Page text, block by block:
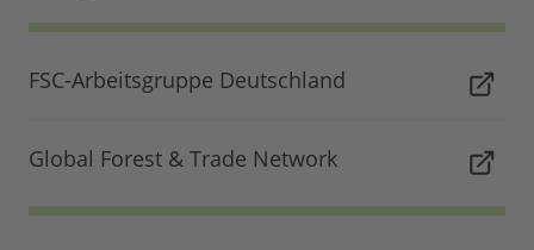
FSC-Arbeitsgruppe Deutschland
Global Forest & Trade Network